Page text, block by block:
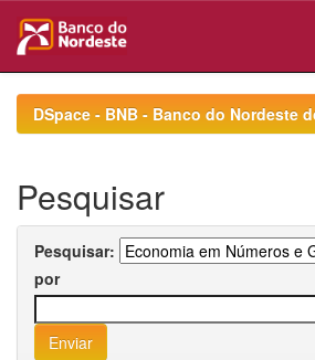
navigationDSpace - BNB - Banco do Nordeste
Pesquisar
Pesquisar:
por